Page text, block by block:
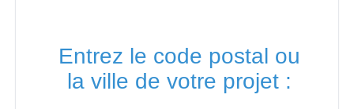
Entrez le code postal ou
la ville de votre projet :